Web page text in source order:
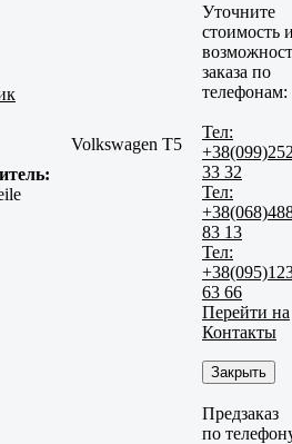
Volkswagen T5
Уточните
стоимость
заказа по
телефонам:
Тел:
33 32
Тел:
83 13
Тел:
63 66
Перейти на
Контакты
Закрыть
Предзаказ
по